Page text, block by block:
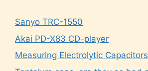
Sanyo TRC-1550
Akai PD-X83 CD-player
Measuring Electrolytic